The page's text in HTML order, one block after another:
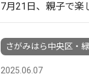
7月21日、親子で楽
さがみはら中央区・
2025.06.07